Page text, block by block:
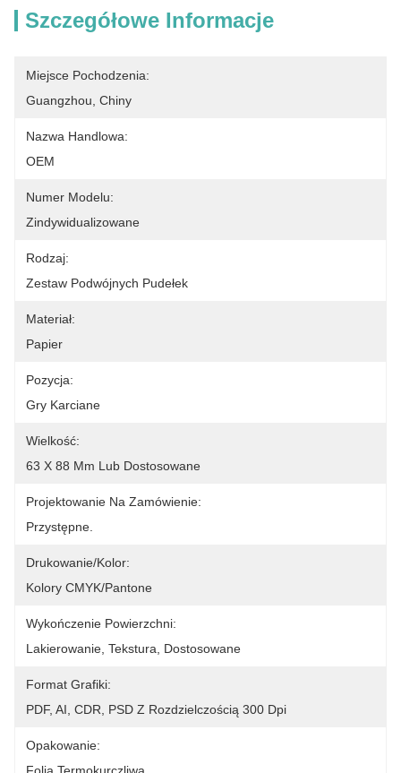
Szczegółowe Informacje
Miejsce Pochodzenia:
Guangzhou, Chiny
Nazwa Handlowa:
OEM
Numer Modelu:
Zindywidualizowane
Rodzaj:
Zestaw Podwójnych Pudełek
Materiał:
Papier
Pozycja:
Gry Karciane
Wielkość:
63 X 88 Mm Lub Dostosowane
Projektowanie Na Zamówienie:
Przystępne.
Drukowanie/kolor:
Kolory CMYK/Pantone
Wykończenie Powierzchni:
Lakierowanie, Tekstura, Dostosowane
Format Grafiki:
PDF, AI, CDR, PSD Z Rozdzielczością 300 Dpi
Opakowanie: